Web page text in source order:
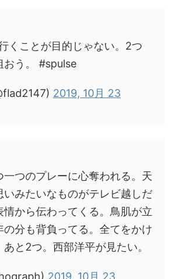
くことが目的じゃない。2つ
おう。 #spulse
2019, 10月 23
一つのプレーに心奪われる。天
いみたいなものがテレビ越しだ
情から伝わってくる。鳥肌が立
の分も背負ってる。全てをかけ
と2つ。西部洋平が見たい。
2019, 10月 23